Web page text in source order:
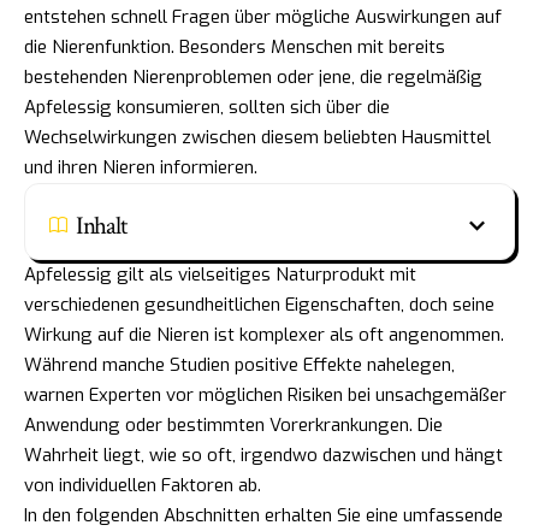
entstehen schnell Fragen über mögliche Auswirkungen auf
die Nierenfunktion. Besonders Menschen mit bereits
bestehenden Nierenproblemen oder jene, die regelmäßig
Apfelessig konsumieren, sollten sich über die
Wechselwirkungen zwischen diesem beliebten Hausmittel
und ihren Nieren informieren.
Inhalt
Apfelessig gilt als vielseitiges Naturprodukt mit
verschiedenen gesundheitlichen Eigenschaften, doch seine
Wirkung auf die Nieren ist komplexer als oft angenommen.
Während manche Studien positive Effekte nahelegen,
warnen Experten vor möglichen Risiken bei unsachgemäßer
Anwendung oder bestimmten Vorerkrankungen. Die
Wahrheit liegt, wie so oft, irgendwo dazwischen und hängt
von individuellen Faktoren ab.
In den folgenden Abschnitten erhalten Sie eine umfassende